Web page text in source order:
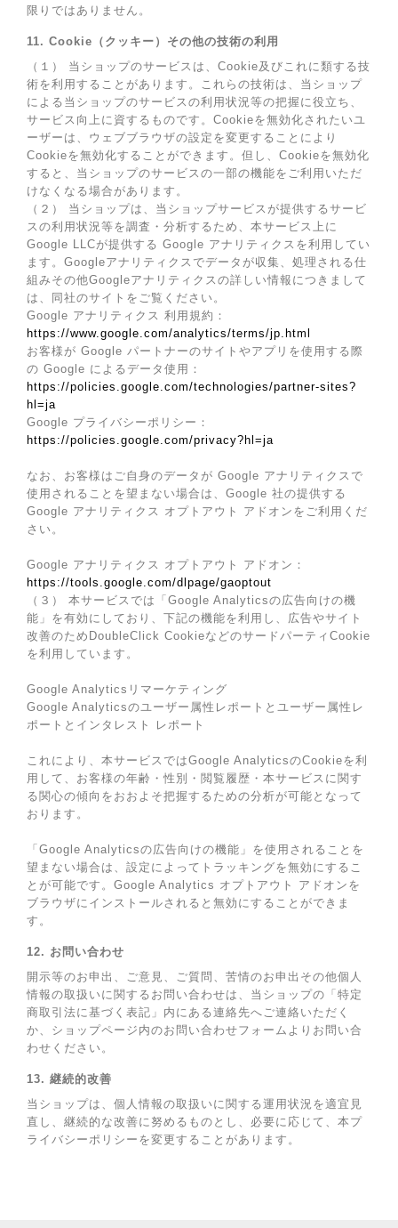
限りではありません。
11. Cookie（クッキー）その他の技術の利用
（１） 当ショップのサービスは、Cookie及びこれに類する技
術を利用することがあります。これらの技術は、当ショップ
による当ショップのサービスの利用状況等の把握に役立ち、
サービス向上に資するものです。Cookieを無効化されたいユ
ーザーは、ウェブブラウザの設定を変更することにより
Cookieを無効化することができます。但し、Cookieを無効化
すると、当ショップのサービスの一部の機能をご利用いただ
けなくなる場合があります。
（２） 当ショップは、当ショップサービスが提供するサービ
スの利用状況等を調査・分析するため、本サービス上に
Google LLCが提供する Google アナリティクスを利用してい
ます。Googleアナリティクスでデータが収集、処理される仕
組みその他Googleアナリティクスの詳しい情報につきまして
は、同社のサイトをご覧ください。
Google アナリティクス 利用規約：
https://www.google.com/analytics/terms/jp.html
お客様が Google パートナーのサイトやアプリを使用する際
の Google によるデータ使用：
https://policies.google.com/technologies/partner-sites?
hl=ja
Google プライバシーポリシー：
https://policies.google.com/privacy?hl=ja
なお、お客様はご自身のデータが Google アナリティクスで
使用されることを望まない場合は、Google 社の提供する
Google アナリティクス オプトアウト アドオンをご利用くだ
さい。
Google アナリティクス オプトアウト アドオン：
https://tools.google.com/dlpage/gaoptout
（３） 本サービスでは「Google Analyticsの広告向けの機
能」を有効にしており、下記の機能を利用し、広告やサイト
改善のためDoubleClick CookieなどのサードパーティCookie
を利用しています。
Google Analyticsリマーケティング
Google Analyticsのユーザー属性レポートとユーザー属性レ
ポートとインタレスト レポート
これにより、本サービスではGoogle AnalyticsのCookieを利
用して、お客様の年齢・性別・閲覧履歴・本サービスに関す
る関心の傾向をおおよそ把握するための分析が可能となって
おります。
「Google Analyticsの広告向けの機能」を使用されることを
望まない場合は、設定によってトラッキングを無効にするこ
とが可能です。Google Analytics オプトアウト アドオンを
ブラウザにインストールされると無効にすることができま
す。
12. お問い合わせ
開示等のお申出、ご意見、ご質問、苦情のお申出その他個人
情報の取扱いに関するお問い合わせは、当ショップの「特定
商取引法に基づく表記」内にある連絡先へご連絡いただく
か、ショップページ内のお問い合わせフォームよりお問い合
わせください。
13. 継続的改善
当ショップは、個人情報の取扱いに関する運用状況を適宜見
直し、継続的な改善に努めるものとし、必要に応じて、本プ
ライバシーポリシーを変更することがあります。